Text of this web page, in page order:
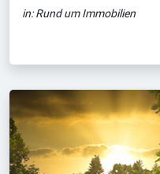
in:Rund um Immobilien